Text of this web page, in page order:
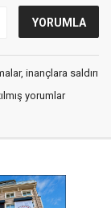
inançlara saldırı
yorumlar